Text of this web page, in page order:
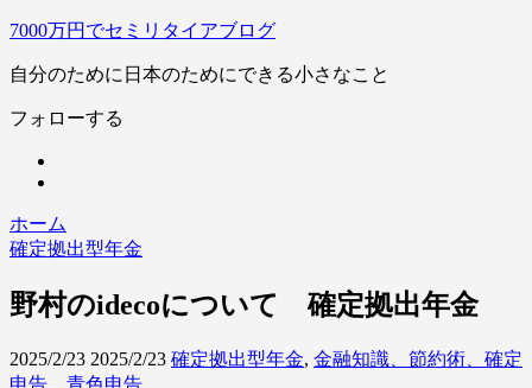
7000万円でセミリタイアブログ
自分のために日本のためにできる小さなこと
フォローする
ホーム
確定拠出型年金
野村のidecoについて 確定拠出年金
2025/2/23 2025/2/23 確定拠出型年金, 金融知識、節約術、確定
申告、青色申告